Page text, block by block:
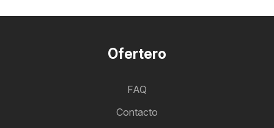
Ofertero
FAQ
Contacto